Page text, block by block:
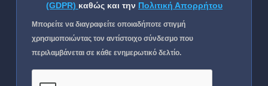
(GDPR) καθώς και την Πολιτική Απορρήτου
Μπορείτε να διαγραφείτε οποιαδήποτε στιγμή
χρησιμοποιώντας τον αντίστοιχο σύνδεσμο που
περιλαμβάνεται σε κάθε ενημερωτικό δελτίο.